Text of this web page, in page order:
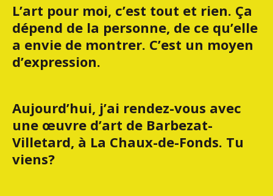
L’art pour moi, c’est tout et rien. Ça
dépend de la personne, de ce qu’elle
a envie de montrer. C’est un moyen
d’expression.
Aujourd’hui, j’ai rendez-vous avec
une œuvre d’art de Barbezat-
Villetard, à La Chaux-de-Fonds. Tu
viens?